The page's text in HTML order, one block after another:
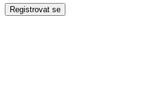
Registrovat se